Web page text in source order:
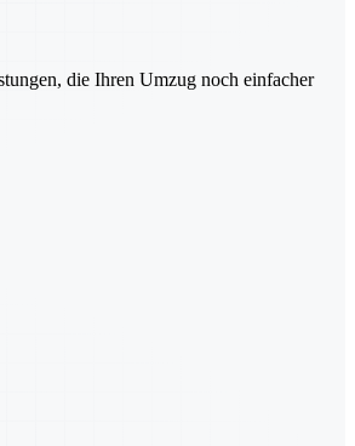
die Ihren Umzug noch einfacher